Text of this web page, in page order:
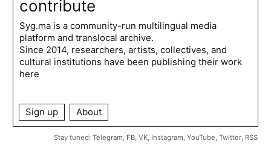
contribute
Syg.ma is a community-run multilingual media
platform and translocal archive.
Since 2014, researchers, artists, collectives, and
cultural institutions have been publishing their work
here
Sign up About
Stay tuned: Telegram FB, VK, Instagram YouTube Twitter, RSS